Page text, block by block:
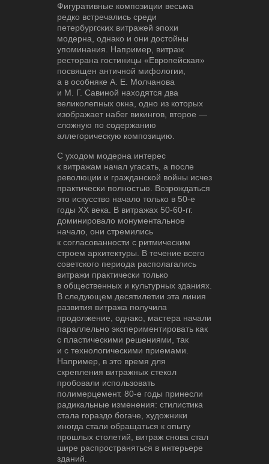
Фигуративные композиции весьма
редко встречались среди
петербургских витражей эпохи
модерна, однако и они достойны
упоминания. Например, витраж
ресторана гостиницы «Европейская»
посвящен античной мифологии,
а в особняке А. Е. Молчанова
и М. Г. Савиной находятся два
великолепных окна, одно из которых
изображает набег викингов, второе —
сложную по содержанию
аллегорическую композицию.
С уходом модерна интерес
к витражам начал угасать, а после
революции и гражданской войны исчез
практически полностью. Возрождаться
это искусство начало только в 50-е
годы XX века. В витражах 50-60-гг.
доминировало монументальное
начало, они стремились
к согласованности с ритмическим
строем архитектуры. В течение всего
советского периода располагались
витражи практически только
в общественных и культурных зданиях.
В следующем десятилетии эта линия
развития витража получила
продолжение, однако, мастера начали
параллельно экспериментировать как
с пластическими решениями, так
и с технологическими приемами.
Например, в это время для
скрепления витражных стекол
пробовали использовать
полимерцемент. 80-е годы принесли
радикальные изменения: стилистика
стала гораздо богаче, художники
иногда стали обращаться к опыту
прошлых столетий, витраж снова стал
шире распространяться в интерьере
зданий.